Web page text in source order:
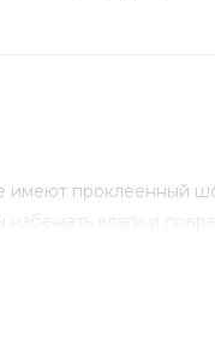
имеют проклеенный
влаги и